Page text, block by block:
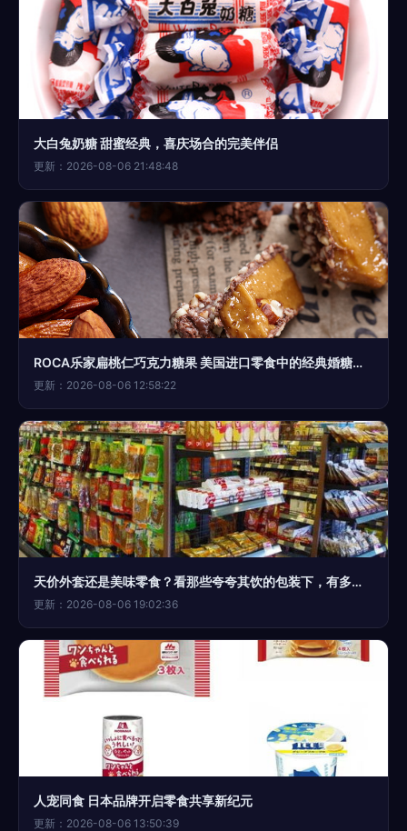
大白兔奶糖 甜蜜经典，喜庆场合的完美伴侣
更新：2026-08-06 21:48:48
ROCA乐家扁桃仁巧克力糖果 美国进口零食中的经典婚糖新选择
更新：2026-08-06 12:58:22
天价外套还是美味零食？看那些夸夸其饮的包装下，有多狠便当消费者的底
更新：2026-08-06 19:02:36
人宠同食 日本品牌开启零食共享新纪元
更新：2026-08-06 13:50:39